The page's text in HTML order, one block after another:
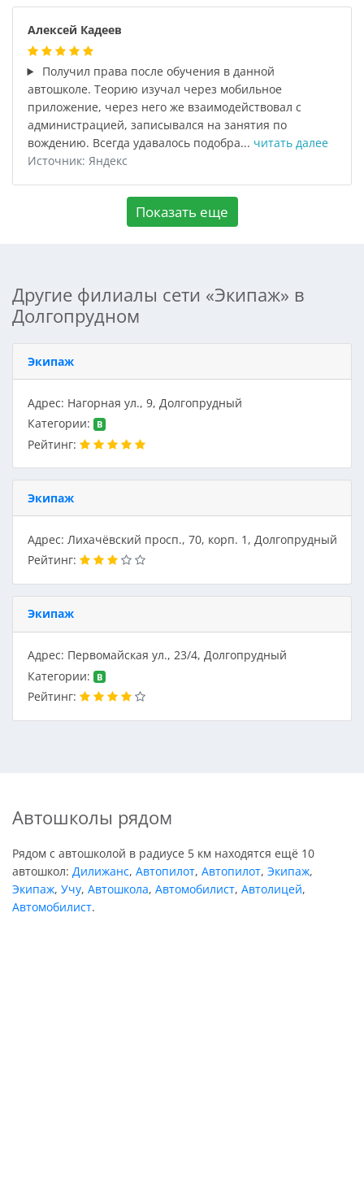
Алексей Кадеев
Получил права после обучения в данной
автошколе. Теорию изучал через мобильное
приложение, через него же взаимодействовал с
администрацией, записывался на занятия по
вождению. Всегда удавалось подобра... читать далее
Источник: Яндекс
Показать еще
Другие филиалы сети «Экипаж» в
Долгопрудном
Экипаж
Адрес: Нагорная ул., 9, Долгопрудный
Категории:
B
Рейтинг:
Экипаж
Адрес: Лихачёвский просп., 70, корп. 1, Долгопрудный
Рейтинг:
Экипаж
Адрес: Первомайская ул., 23/4, Долгопрудный
Категории:
B
Рейтинг:
Автошколы рядом
Рядом с автошколой в радиусе 5 км находятся ещё 10
автошкол: Дилижанс, Автопилот, Автопилот, Экипаж,
Экипаж, Учу, Автошкола, Автомобилист, Автолицей,
Автомобилист.